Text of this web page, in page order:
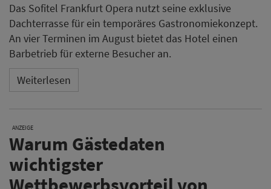
Das Sofitel Frankfurt Opera nutzt seine exklusive
Dachterrasse für ein temporäres Gastronomiekonzept.
An vier Terminen im August bietet das Hotel einen
Barbetrieb für externe Besucher an.
Weiterlesen
ANZEIGE
Warum Gästedaten
wichtigster
Wettbewerbsvorteil von